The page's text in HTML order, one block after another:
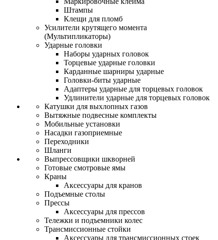
Штампы
Клещи для пломб
Усилители крутящего момента
(Мультипликаторы)
Ударные головки
Наборы ударных головок
Торцевые ударные головки
Карданные шарниры ударные
Головки-биты ударные
Адаптеры ударные для торцевых головок
Удлинители ударные для торцевых головок
Катушки для выхлопных газов
Вытяжные подвесные комплекты
Мобильные установки
Насадки газоприемные
Переходники
Шланги
Выпрессовщики шкворней
Готовые смотровые ямы
Краны
Аксессуары для кранов
Подъемные столы
Прессы
Аксессуары для прессов
Тележки и подъемники колес
Трансмиссионные стойки
Аксессуары для трансмиссионных стоек